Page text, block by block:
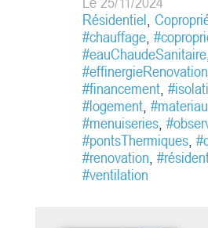
techniques
système constructif,
et les
(résistance des
à l’air, COP, …)
exigences du...
Résidentiel,
#chauffage,
#eauChaudeSanitaire
#effinergieRenovation
#financement,
#logement,
#menuiseries,
#pontsThermiques,
#renovation,
#ventilation